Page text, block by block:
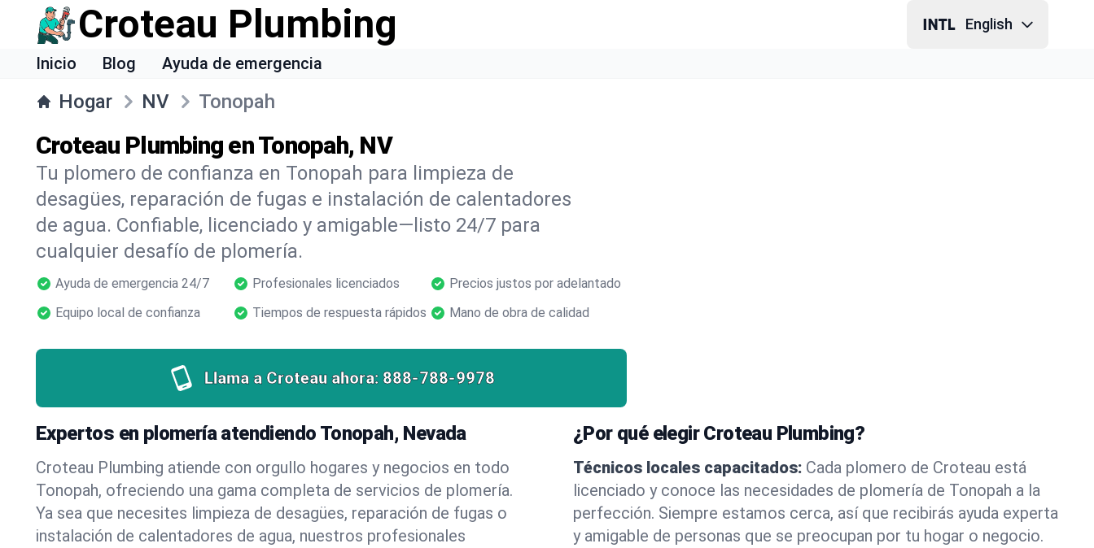
Croteau Plumbing English
Inicio Blog Ayuda de emergencia
Hogar NV Tonopah
Croteau Plumbing en Tonopah, NV
Tu plomero de confianza en Tonopah para limpieza de
desagües, reparación de fugas e instalación de calentadores
de agua. Confiable, licenciado y amigable—listo 24/7 para
cualquier desafío de plomería.
Ayuda de emergencia 24/7 Profesionales licenciados
Precios justos por adelantado
Equipo local de confianza
Tiempos de respuesta rápidos Mano de obra de calidad
Llama a Croteau ahora: 888-788-9978
Expertos en plomería atendiendo Tonopah, Nevada
Croteau Plumbing atiende con orgullo hogares y negocios en todo
Tonopah, ofreciendo una gama completa de servicios de plomería.
Ya sea que necesites limpieza de desagües, reparación de fugas o
instalación de calentadores de agua, nuestros profesionales
¿Por qué elegir Croteau Plumbing?
Técnicos locales capacitados: Cada plomero de Croteau está
licenciado y conoce las necesidades de plomería de Tonopah a la
perfección. Siempre estamos cerca, así que recibirás ayuda experta
y amigable de personas que se preocupan por tu hogar o negocio.